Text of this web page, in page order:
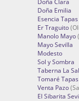
Doña Clara
Doña Emilia
Esencia Tapas
Er Traguito
Manolo Mayo
Mayo Sevilla
Modesto
Sol y Sombra
Taberna La Sal
Tomaré Tapas
Venta Pazo
El Sibarita